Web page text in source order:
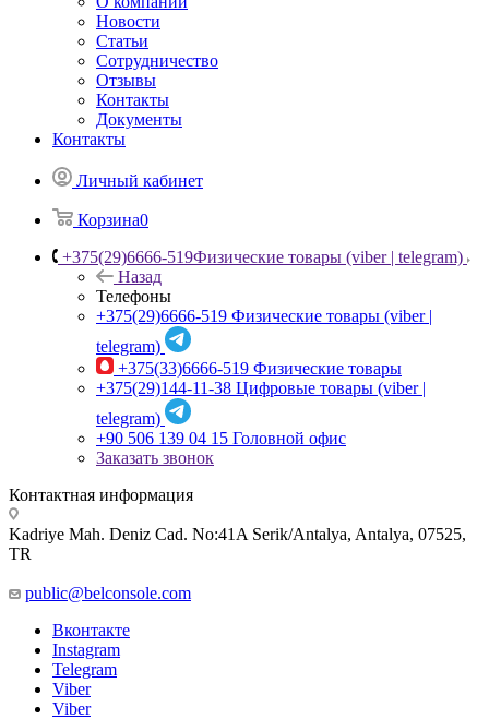
Новости
Статьи
Сотрудничество
Отзывы
Контакты
Документы
Контакты
Личный кабинет
Корзина0
+375(29)6666-519Физические товары (viber | telegram)
Назад
Телефоны
+375(29)6666-519 Физические товары (viber |
telegram)
+375(33)6666-519 Физические товары
+375(29)144-11-38 Цифровые товары (viber |
telegram)
+90 506 139 04 15 Головной офис
Заказать звонок
Контактная информация
Kadriye Mah. Deniz Cad. No:41A Serik/Antalya, Antalya, 07525,
TR
public@belconsole.com
Вконтакте
Instagram
Telegram
Viber
Viber